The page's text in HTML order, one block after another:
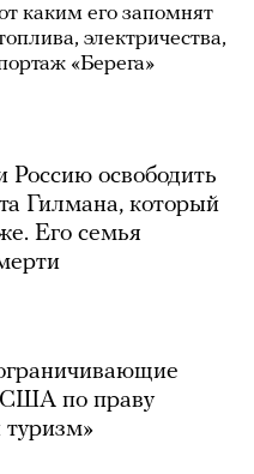
каким его запомнят
электричества,
«Берега»
освободить
Гилмана, который
Его семья
США по праву